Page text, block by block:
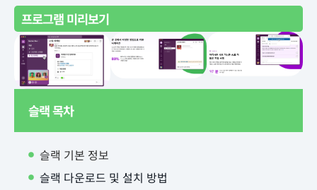
프로그램 미리보기
슬랙 목차
슬랙 기본 정보
슬랙 다운로드 및 설치 방법